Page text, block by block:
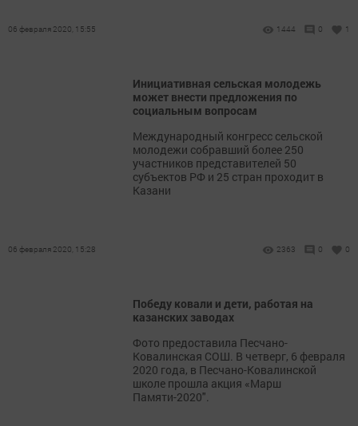
06 февраля 2020, 15:55 1444 0 1
Инициативная сельская молодежь
может внести предложения по
социальным вопросам
Международный конгресс сельской
молодежи собравший более 250
участников представителей 50
субъектов РФ и 25 стран проходит в
Казани
06 февраля 2020, 15:28 2363 0 0
Победу ковали и дети, работая на
казанских заводах
Фото предоставила Песчано-
Ковалинская СОШ. В четверг, 6 февраля
2020 года, в Песчано-Ковалинской
школе прошла акция «Марш
Памяти-2020".